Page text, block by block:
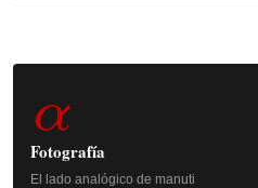
Barra
lateral
principal
α
Fotografía
El lado analógico de manuti